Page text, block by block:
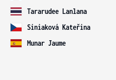
Tararudee Lanlana
Siniaková Kateřina
Munar Jaume